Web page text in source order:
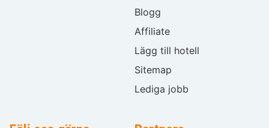
Blogg
Affiliate
Lägg till hotell
Sitemap
Lediga jobb